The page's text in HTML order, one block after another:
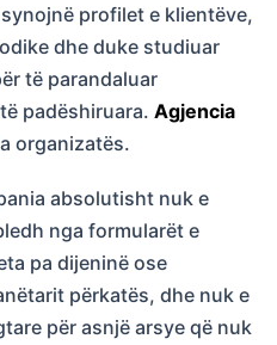
profilet e klientëve,
dhe duke studiuar
të parandaluar
padëshiruara. Agjencia
organizatës.
absolutisht nuk e
nga formularët e
pa dijeninë ose
përkatës, dhe nuk e
për asnjë arsye që nuk